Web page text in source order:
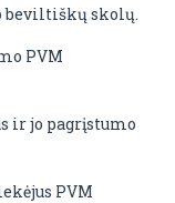
beviltiškų skolų.
PVM
ir jo pagrįstumo
PVM